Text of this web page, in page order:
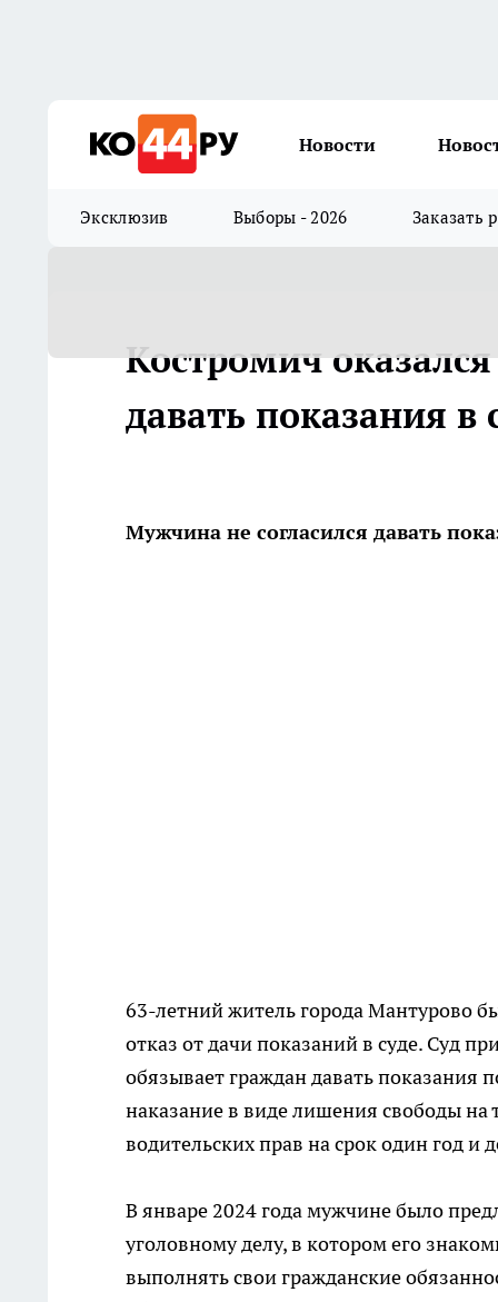
Новости
Эксклюзив Выборы - 2026 Заказать
Костромич
давать показания в
Мужчина не согласился давать
63-летний житель города Мантурово
отказ от дачи показаний в суде. Суд
обязывает граждан давать показания
наказание в виде лишения свободы
водительских прав на срок один год и
В январе 2024 года мужчине было
уголовному делу, в котором его
выполнять свои гражданские